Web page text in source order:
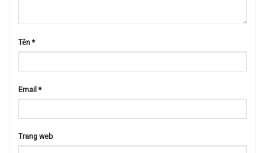
Tên*
Email*
Trang web